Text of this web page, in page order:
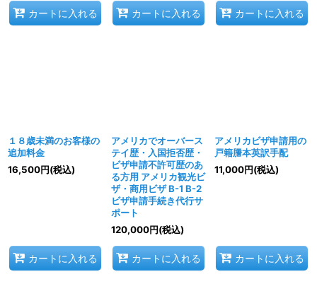
カートに入れる カートに入れる カートに入れる
１８歳未満のお客様の
追加料金
16,500円(税込)
カートに入れる
アメリカでオーバース
テイ歴・入国拒否歴・
ビザ申請不許可歴のあ
る方用 アメリカ観光ビ
ザ・商用ビザ B-1 B-2
ビザ申請手続き代行サ
ポート
120,000円(税込)
カートに入れる
アメリカビザ申請用の
戸籍謄本英訳手配
11,000円(税込)
カートに入れる